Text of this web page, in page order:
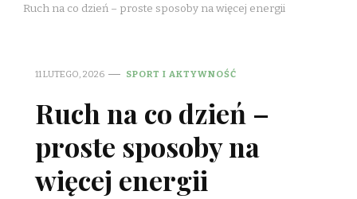
Ruch na co dzień – proste sposoby na więcej energii
11 LUTEGO, 2026 SPORT I AKTYWNOŚĆ
Ruch na co dzień –
proste sposoby na
więcej energii